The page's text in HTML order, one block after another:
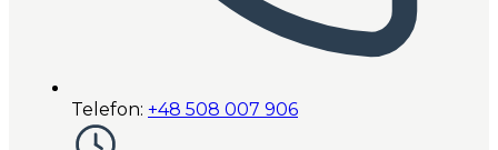
Telefon: +48 508 007 906